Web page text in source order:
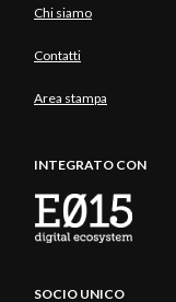
Chi siamo
Contatti
Area stampa
INTEGRATO CON
SOCIO UNICO